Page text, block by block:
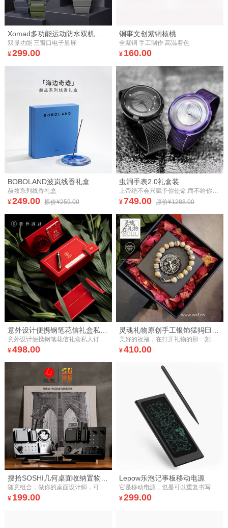
Xomad多功能运动防水双机芯双显手表
双显功能 三窗口电子显屏
¥299.00
铜事文创紫铜核桃
全紫铜 手工制作 高温着色
¥ 160.00
BOBOLAND波岚线香礼盒
赫兹系列线香礼盒
¥249.00 原价¥259.00
虫洞手表2.0礼盒装
上帝绝不会只赋予你使命,而不给你时间去完成， 对于时间，与其去细数揣度，把分秒无谓拉长，不如专注于事，享受时间的飞逝。
¥749.00 原价¥1288.00
意外设计便携钢笔花信礼盒私人订制永生花玫瑰情人礼品生日礼物
¥498.00
¥410.00
随意组合，做你的桌面设计师，可以自己DIY，让收纳充满创意，不在枯燥。
¥ 199.00
Lepow乐泡记事板移动电源
它是移动电源，也是可以重复书写的笔记本。搭配专属的收纳皮套，是名片夹，也是零钱包哦~
¥299.00